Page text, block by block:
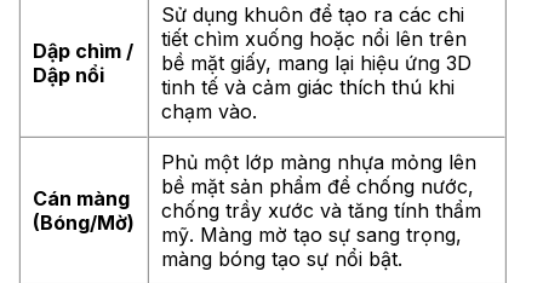
Dập chìm /
Dập nổi
Sử dụng khuôn để tạo ra các chi
tiết chìm xuống hoặc nổi lên trên
bề mặt giấy, mang lại hiệu ứng 3D
tinh tế và cảm giác thích thú khi
chạm vào.
Cán màng
(Bóng/Mờ)
Phủ một lớp màng nhựa mỏng lên
bề mặt sản phẩm để chống nước,
chống trầy xước và tăng tính thẩm
mỹ. Màng mờ tạo sự sang trọng,
màng bóng tạo sự nổi bật.